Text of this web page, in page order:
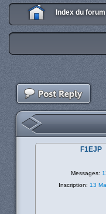
Index du forum
F1EJP
Messages:
Inscription: 13